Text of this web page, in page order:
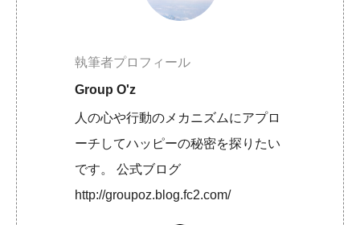
執筆者プロフィール
Group O'z
人の心や行動のメカニズムにアプロ
ーチしてハッピーの秘密を探りたい
です。 公式ブログ
http://groupoz.blog.fc2.com/